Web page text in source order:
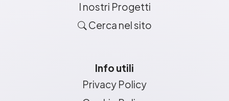
I nostri Progetti
Cerca nel sito
Info utili
Privacy Policy